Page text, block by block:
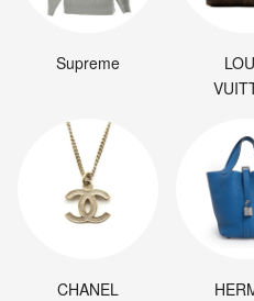
Supreme
CHANEL